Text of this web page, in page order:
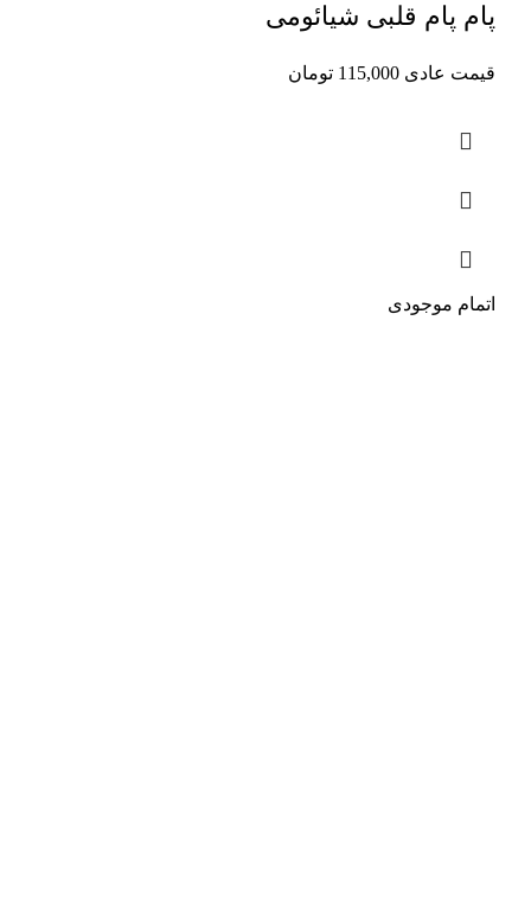
پام پام قلبی شیائومی
قیمت عادی 115,000 تومان
اتمام موجودی